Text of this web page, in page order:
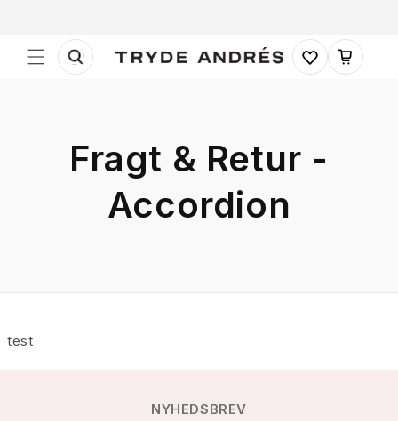
Indkøbskurv
Fragt & Retur -
Accordion
test
NYHEDSBREV